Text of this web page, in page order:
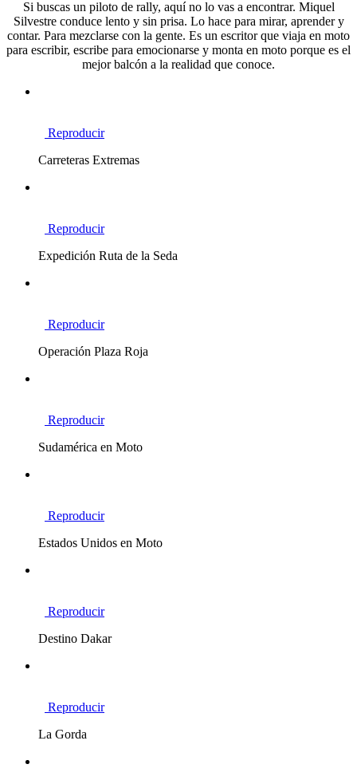
Si buscas un piloto de rally, aquí no lo vas a encontrar. Miquel
Silvestre conduce lento y sin prisa. Lo hace para mirar, aprender y
contar. Para mezclarse con la gente. Es un escritor que viaja en moto
para escribir, escribe para emocionarse y monta en moto porque es el
mejor balcón a la realidad que conoce.
Reproducir
Carreteras Extremas
Reproducir
Expedición Ruta de la Seda
Reproducir
Operación Plaza Roja
Reproducir
Sudamérica en Moto
Reproducir
Estados Unidos en Moto
Reproducir
Destino Dakar
Reproducir
La Gorda